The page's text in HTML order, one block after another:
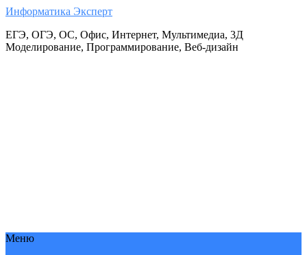
Информатика Эксперт
ЕГЭ, ОГЭ, ОС, Офис, Интернет, Мультимедиа, 3Д
Моделирование, Программирование, Веб-дизайн
Меню